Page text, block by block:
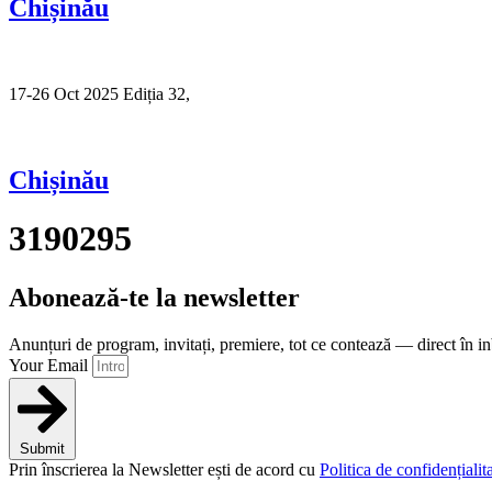
Chișinău
17-26 Oct 2025 Ediția 32,
Chișinău
3190295
Abonează-te la newsletter
Anunțuri de program, invitați, premiere, tot ce contează — direct în
Your Email
Submit
Prin înscrierea la Newsletter ești de acord cu Politica de